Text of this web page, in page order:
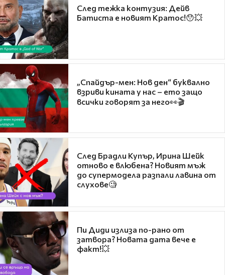
След тежка контузия: Дейв
Батиста е новият Кратос!😯💥
„Спайдър-мен: Нов ден“ буквално
взриви кината у нас – ето защо
всички говорят за него👀🎬
След Брадли Купър, Ирина Шейк
отново е влюбена? Новият мъж
до супермодела разпали лавина от
слухове🧐
Пи Диди излиза по-рано от
затвора? Новата дата вече е
факт!💥